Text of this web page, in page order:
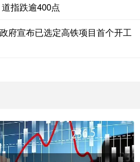
指跌逾400点
府宣布已选定高铁项目首个开工